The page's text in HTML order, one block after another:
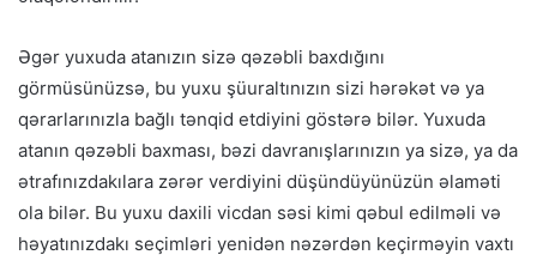
Əgər yuxuda atanızın sizə qəzəbli baxdığını
görmüsünüzsə, bu yuxu şüuraltınızın sizi hərəkət və ya
qərarlarınızla bağlı tənqid etdiyini göstərə bilər. Yuxuda
atanın qəzəbli baxması, bəzi davranışlarınızın ya sizə, ya da
ətrafınızdakılara zərər verdiyini düşündüyünüzün əlaməti
ola bilər. Bu yuxu daxili vicdan səsi kimi qəbul edilməli və
həyatınızdakı seçimləri yenidən nəzərdən keçirməyin vaxtı